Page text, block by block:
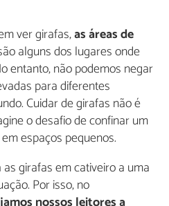
ver girafas,as áreas de
alguns dos lugares onde
entanto, não podemos negar
para diferentes
Cuidar de girafas não é
o desafio de confinar um
espaços pequenos.
girafas em cativeiro a uma
Por isso, no